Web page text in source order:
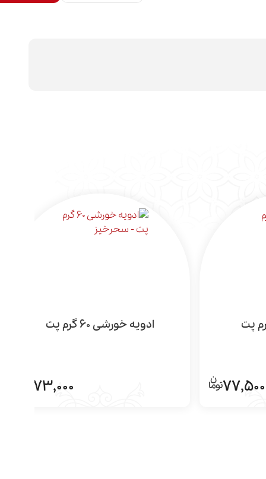
77,500
ادویه خورشی 60 گرم پت
73,000